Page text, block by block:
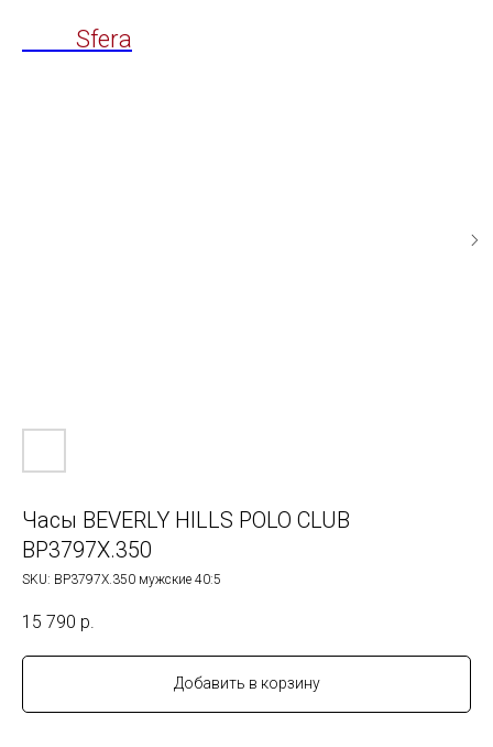
Sfera
Часы BEVERLY HILLS POLO CLUB
BP3797X.350
SKU: BP3797X.350 мужские 40:5
15 790 р.
Добавить в корзину